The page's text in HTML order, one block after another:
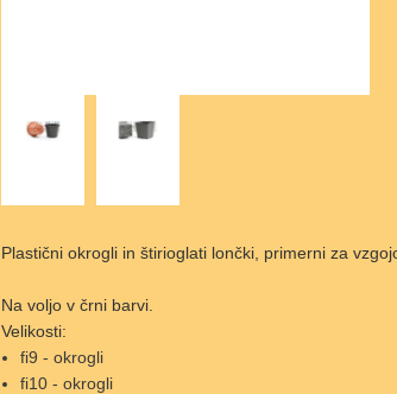
Plastični okrogli in štirioglati lončki, primerni za
Na voljo v črni barvi.
Velikosti:
fi9 - okrogli
fi10 - okrogli